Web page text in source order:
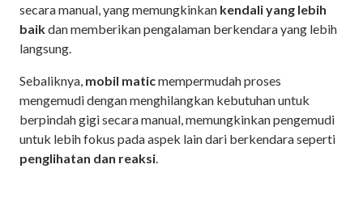
secara manual, yang memungkinkan kendali yang lebih
baikdan memberikan pengalaman berkendara yang lebih
langsung.
Sebaliknya, mobil maticmempermudah proses
mengemudi dengan menghilangkan kebutuhan untuk
berpindah gigi secara manual, memungkinkan pengemudi
untuk lebih fokus pada aspek lain dari berkendara seperti
penglihatan dan reaksi.